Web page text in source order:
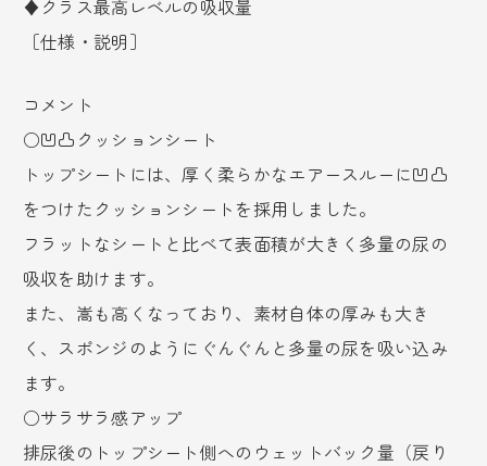
♦クラス最高レベルの吸収量
［仕様・説明］
コメント
○凹凸クッションシート
トップシートには、厚く柔らかなエアースルーに凹凸
をつけたクッションシートを採用しました。
フラットなシートと比べて表面積が大きく多量の尿の
吸収を助けます。
また、嵩も高くなっており、素材自体の厚みも大き
く、スポンジのようにぐんぐんと多量の尿を吸い込み
ます。
○サラサラ感アップ
排尿後のトップシート側へのウェットバック量（戻り